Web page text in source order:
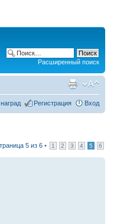
Расширенный поиск
Регистрация Вход
5 из 6 • 1 2 3 4 5 6